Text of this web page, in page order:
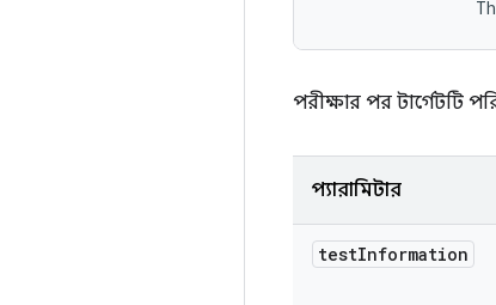
পরীক্ষার পর টার্গেটটি
প্যারামিটার
testInformation